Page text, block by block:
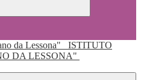
ISTITUTO
DA LESSONA"